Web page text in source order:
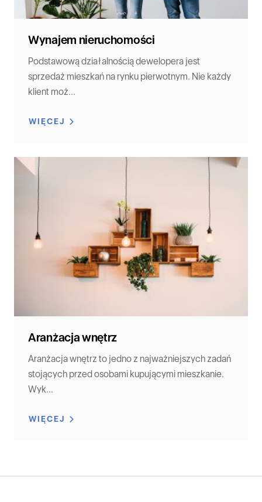
Wynajem nieruchomości
Podstawową działalnością dewelopera jest
sprzedaż mieszkań na rynku pierwotnym. Nie każdy
klient moż...
WIĘCEJ
Aranżacja wnętrz
Aranżacja wnętrz to jedno z najważniejszych zadań
stojących przed osobami kupującymi mieszkanie.
Wyk...
WIĘCEJ